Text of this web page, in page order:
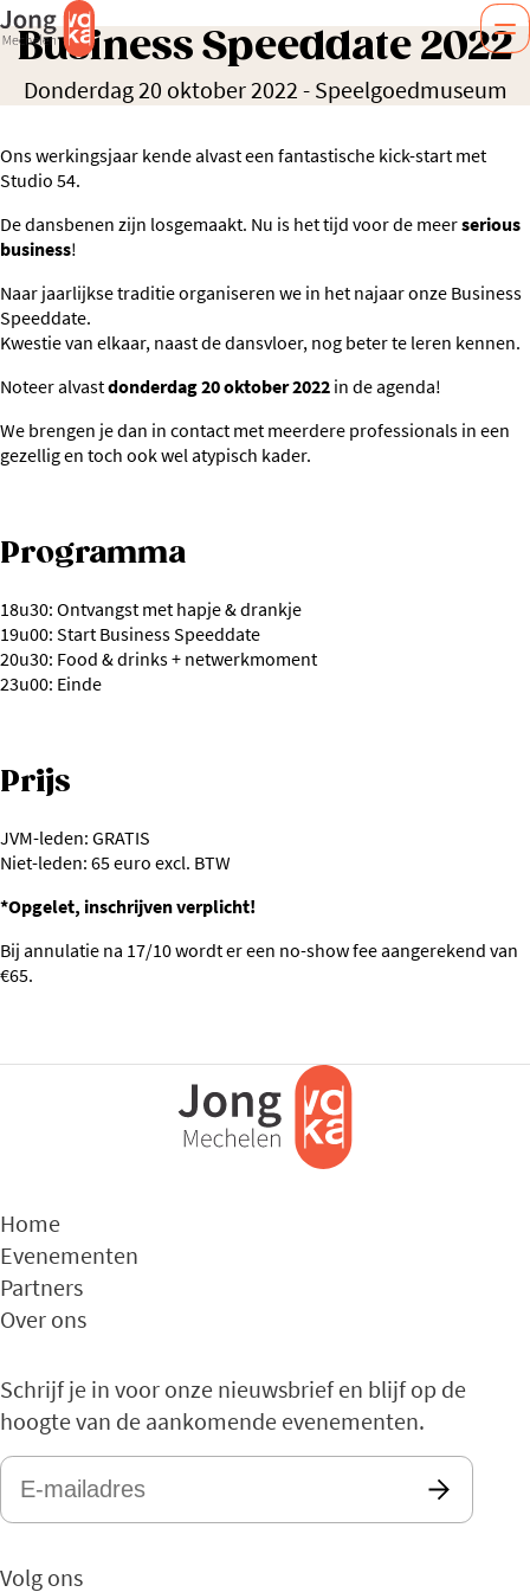
Business Speeddate 2022
Donderdag 20 oktober 2022 - Speelgoedmuseum
Ons werkingsjaar kende alvast een fantastische kick-start met
Studio 54.
De dansbenen zijn losgemaakt. Nu is het tijd voor de meerserious
business!
Naar jaarlijkse traditie organiseren we in het najaar onze Business
Speeddate.
Kwestie van elkaar, naast de dansvloer, nog beter te leren kennen.
Noteer alvastdonderdag 20 oktober 2022 in de agenda!
We brengen je dan in contact met meerdere professionals in een
gezellig en toch ook wel atypisch kader.
Programma
18u30: Ontvangst met hapje & drankje
19u00: Start Business Speeddate
20u30: Food & drinks + netwerkmoment
23u00: Einde
Prijs
JVM-leden: GRATIS
Niet-leden: 65 euro excl. BTW
*Opgelet, inschrijven verplicht!
Bij annulatie na 17/10 wordt er een no-show fee aangerekend van
€65.
Home
Evenementen
Partners
Over ons
Schrijf je in voor onze nieuwsbrief en blijf op de
hoogte van de aankomende evenementen.
E-
mailadres*
Volg ons